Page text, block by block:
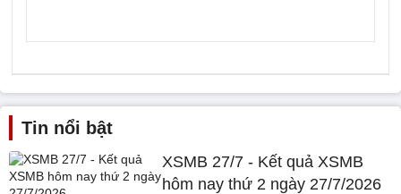
Tin nổi bật
XSMB 27/7 - Kết quả XSMB
hôm nay thứ 2 ngày 27/7/2026